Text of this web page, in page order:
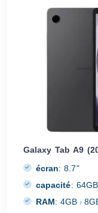
Galaxy Tab A9
écran: 8.7"
capacité:
RAM: 4GB/